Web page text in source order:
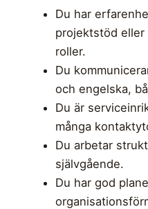
Du har
projektstöd eller
roller.
Du
och engelska,
Du är
många
Du arbetar
självgående.
Du har god